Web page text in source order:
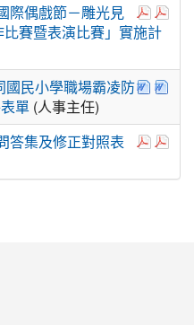
於彈
際偶戲節－雕光見
賽暨表演比賽」實施計
下載
國民小學職場霸凌防
單 (人事主任)
於彈
答集及修正對照表